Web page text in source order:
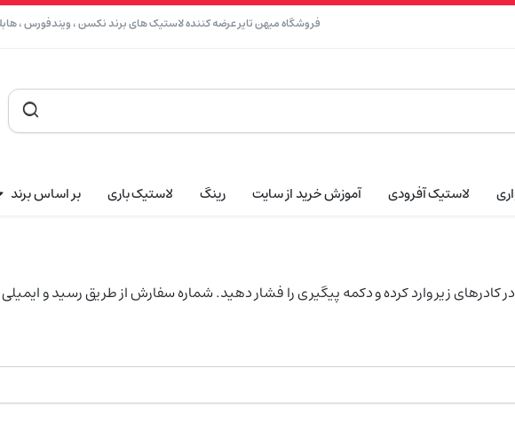
فروشگاه میهن تایر عرضه کننده لاستیک های برند نکسن ، ویندفورس ،
لاستیک آفرودی آموزش خرید از سایت رینگ لاستیک باری بر اساس برند
زیر وارد کرده و دکمه پیگیری را فشار دهید. شماره سفارش از طریق رسید و ایمیلی